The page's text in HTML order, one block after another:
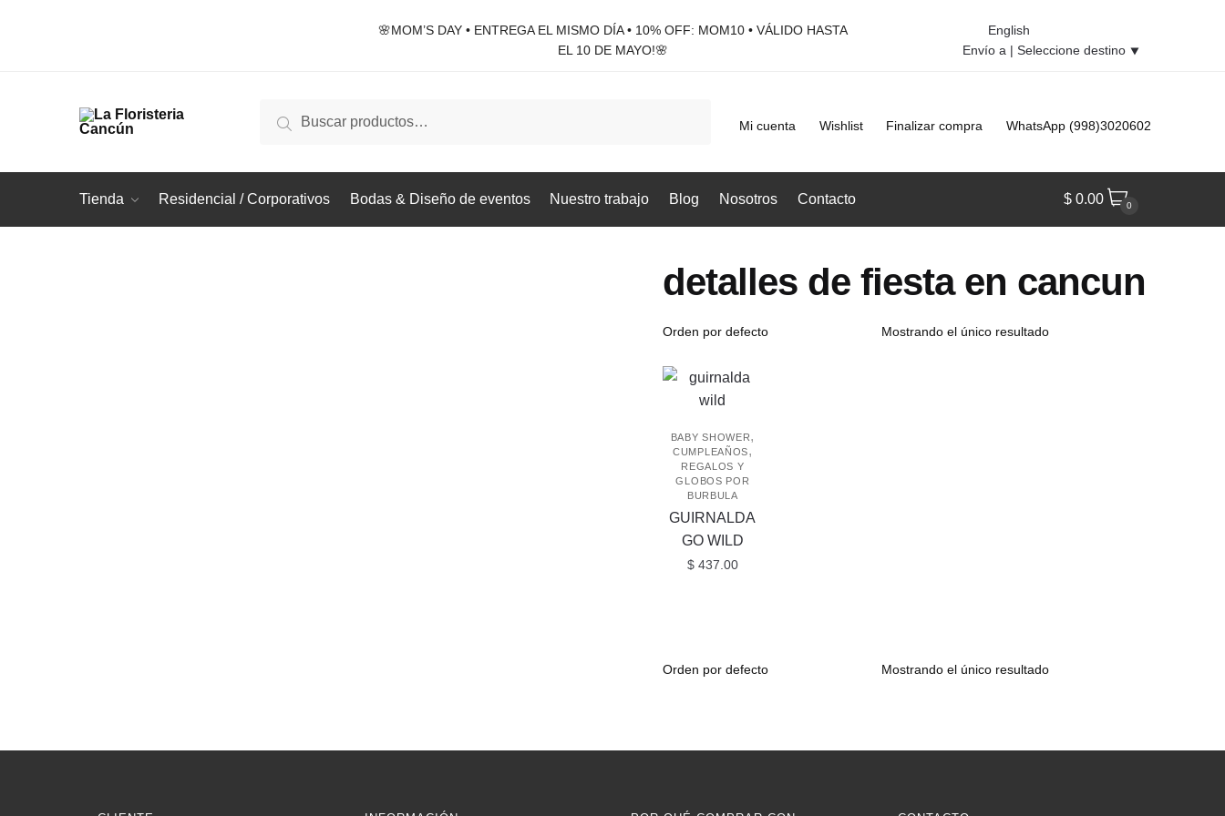
🌸MOM’S DAY • ENTREGA EL MISMO DÍA • 10% OFF: MOM10 • VÁLIDO HASTA
EL 10 DE MAYO!🌸
English
Envío a | Seleccione destino ⯆
por:
Buscar Mi cuenta Wishlist Finalizar compra WhatsApp (998)3020602
Tienda Residencial / Corporativos Bodas & Diseño de eventos Nuestro trabajo Blog Nosotros Contacto $ 0.00 0
detalles de fiesta en cancun
Mostrando el único resultado
BABY SHOWER,
CUMPLEAÑOS,
REGALOS Y
GLOBOS POR
BURBULA
GUIRNALDA
GO WILD
$437.00
Mostrando el único resultado